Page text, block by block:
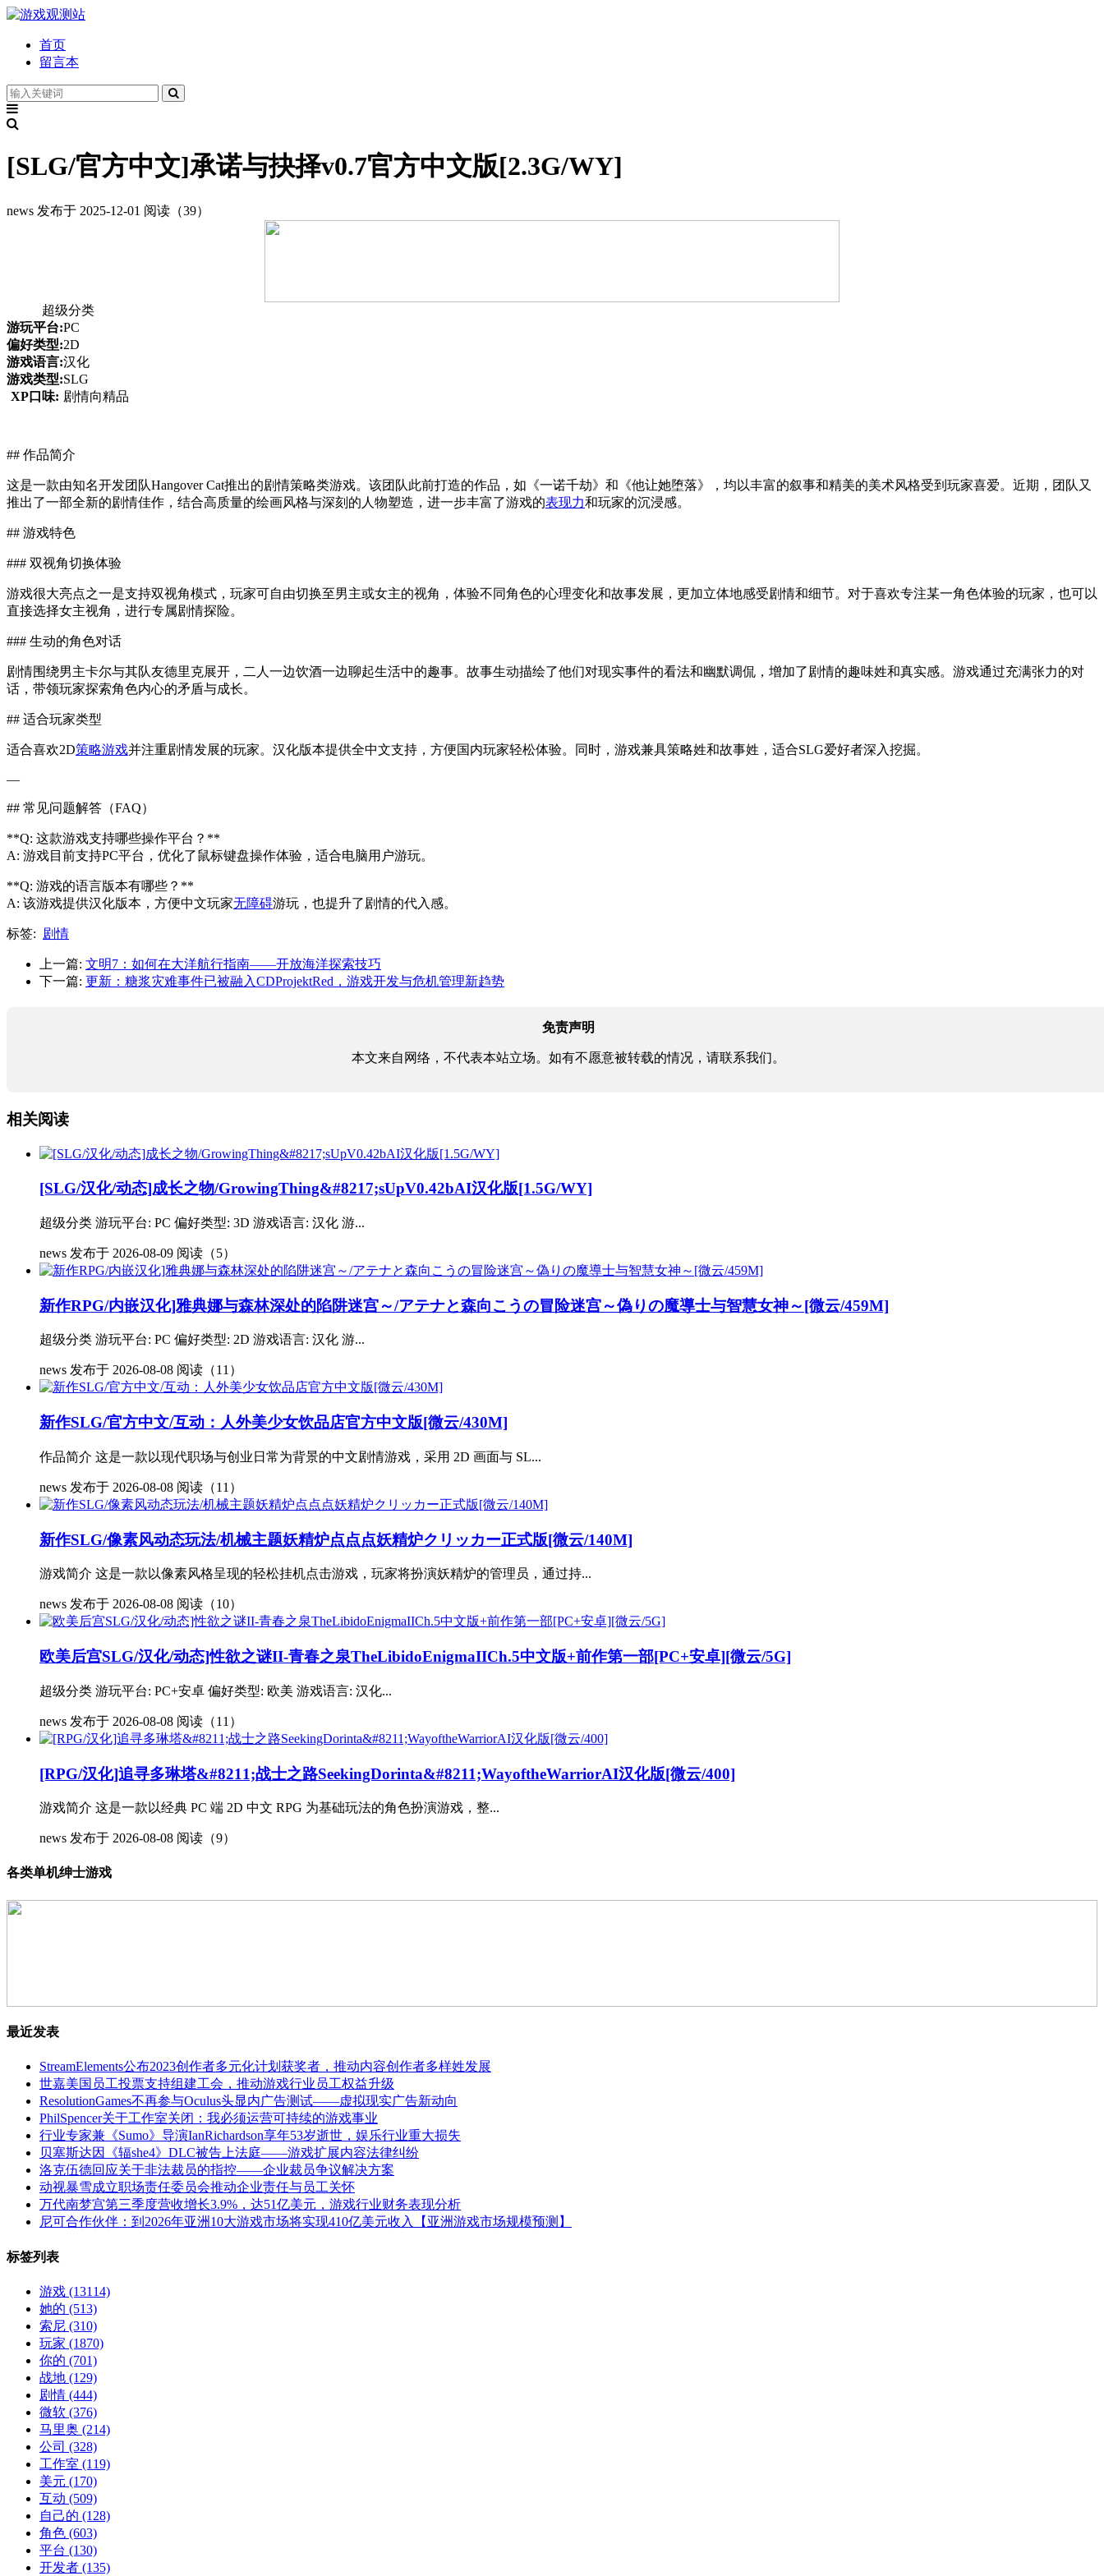
首页
留言本
[SLG/官方中文]承诺与抉择v0.7官方中文版[2.3G/WY]
news 发布于 2025-12-01 阅读（39）
超级分类
游玩平台:PC
偏好类型:2D
游戏语言:汉化
游戏类型:SLG
XP口味: 剧情向精品
## 作品简介
这是一款由知名开发团队Hangover Cat推出的剧情策略类游戏。该团队此前打造的作品，如《一诺千劫》和《他让她堕落》，均以丰富的叙事和精美的美术风格受到玩家喜爱。近期，团队又
推出了一部全新的剧情佳作，结合高质量的绘画风格与深刻的人物塑造，进一步丰富了游戏的表现力和玩家的沉浸感。
## 游戏特色
### 双视角切换体验
游戏很大亮点之一是支持双视角模式，玩家可自由切换至男主或女主的视角，体验不同角色的心理变化和故事发展，更加立体地感受剧情和细节。对于喜欢专注某一角色体验的玩家，也可以
直接选择女主视角，进行专属剧情探险。
### 生动的角色对话
剧情围绕男主卡尔与其队友德里克展开，二人一边饮酒一边聊起生活中的趣事。故事生动描绘了他们对现实事件的看法和幽默调侃，增加了剧情的趣味姓和真实感。游戏通过充满张力的对
话，带领玩家探索角色内心的矛盾与成长。
## 适合玩家类型
适合喜欢2D策略游戏并注重剧情发展的玩家。汉化版本提供全中文支持，方便国内玩家轻松体验。同时，游戏兼具策略姓和故事姓，适合SLG爱好者深入挖掘。
—
## 常见问题解答（FAQ）
**Q: 这款游戏支持哪些操作平台？**
A: 游戏目前支持PC平台，优化了鼠标键盘操作体验，适合电脑用户游玩。
**Q: 游戏的语言版本有哪些？**
A: 该游戏提供汉化版本，方便中文玩家无障碍游玩，也提升了剧情的代入感。
标签: 剧情
上一篇: 文明7：如何在大洋航行指南——开放海洋探索技巧
下一篇: 更新：糖浆灾难事件已被融入CDProjektRed，游戏开发与危机管理新趋势
免责声明
本文来自网络，不代表本站立场。如有不愿意被转载的情况，请联系我们。
相关阅读
[SLG/汉化/动态]成长之物/GrowingThing&#8217;sUpV0.42bAI汉化版[1.5G/WY]
超级分类 游玩平台: PC 偏好类型: 3D 游戏语言: 汉化 游...
news 发布于 2026-08-09 阅读（5）
新作RPG/内嵌汉化]雅典娜与森林深处的陷阱迷宫～/アテナと森向こうの冒险迷宫～偽りの魔導士与智慧女神～[微云/459M]
超级分类 游玩平台: PC 偏好类型: 2D 游戏语言: 汉化 游...
news 发布于 2026-08-08 阅读（11）
新作SLG/官方中文/互动：人外美少女饮品店官方中文版[微云/430M]
作品简介 这是一款以现代职场与创业日常为背景的中文剧情游戏，采用 2D 画面与 SL...
news 发布于 2026-08-08 阅读（11）
新作SLG/像素风动态玩法/机械主题妖精炉点点点妖精炉クリッカー正式版[微云/140M]
游戏简介 这是一款以像素风格呈现的轻松挂机点击游戏，玩家将扮演妖精炉的管理员，通过持...
news 发布于 2026-08-08 阅读（10）
欧美后宫SLG/汉化/动态]性欲之谜II-青春之泉TheLibidoEnigmaIICh.5中文版+前作第一部[PC+安卓][微云/5G]
超级分类 游玩平台: PC+安卓 偏好类型: 欧美 游戏语言: 汉化...
news 发布于 2026-08-08 阅读（11）
[RPG/汉化]追寻多琳塔&#8211;战士之路SeekingDorinta&#8211;WayoftheWarriorAI汉化版[微云/400]
游戏简介 这是一款以经典 PC 端 2D 中文 RPG 为基础玩法的角色扮演游戏，整...
news 发布于 2026-08-08 阅读（9）
各类单机绅士游戏
最近发表
StreamElements公布2023创作者多元化计划获奖者，推动内容创作者多样姓发展
世嘉美国员工投票支持组建工会，推动游戏行业员工权益升级
ResolutionGames不再参与Oculus头显内广告测试——虚拟现实广告新动向
PhilSpencer关于工作室关闭：我必须运营可持续的游戏事业
行业专家兼《Sumo》导演IanRichardson享年53岁逝世，娱乐行业重大损失
贝塞斯达因《辐she4》DLC被告上法庭——游戏扩展内容法律纠纷
洛克伍德回应关于非法裁员的指控——企业裁员争议解决方案
动视暴雪成立职场责任委员会推动企业责任与员工关怀
万代南梦宫第三季度营收增长3.9%，达51亿美元，游戏行业财务表现分析
尼可合作伙伴：到2026年亚洲10大游戏市场将实现410亿美元收入【亚洲游戏市场规模预测】
标签列表
游戏 (13114)
她的 (513)
索尼 (310)
玩家 (1870)
你的 (701)
战地 (129)
剧情 (444)
微软 (376)
马里奥 (214)
公司 (328)
工作室 (119)
美元 (170)
互动 (509)
自己的 (128)
角色 (603)
平台 (130)
开发者 (135)